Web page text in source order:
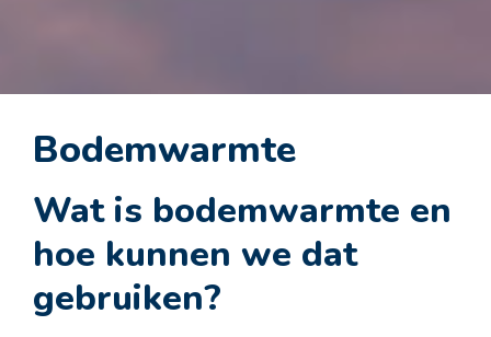
Bodemwarmte
Wat is bodemwarmte en
hoe kunnen we dat
gebruiken?